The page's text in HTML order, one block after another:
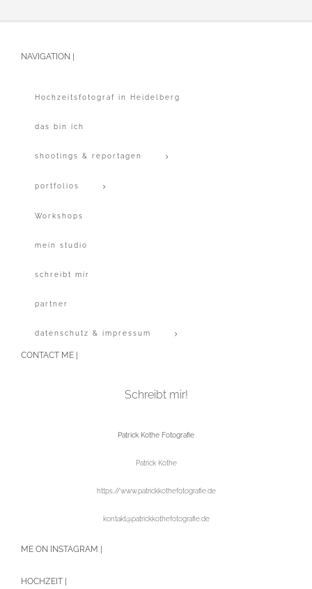
NAVIGATION |
Hochzeitsfotograf in Heidelberg
das bin ich
shootings & reportagen
portfolios
Workshops
mein studio
schreibt mir
partner
datenschutz & impressum
CONTACT ME |
Schreibt mir!
Patrick Kothe Fotografie
Patrick Kothe
https://www.patrickkothefotografie.de
kontakt@patrickkothefotografie.de
ME ON INSTAGRAM |
HOCHZEIT |